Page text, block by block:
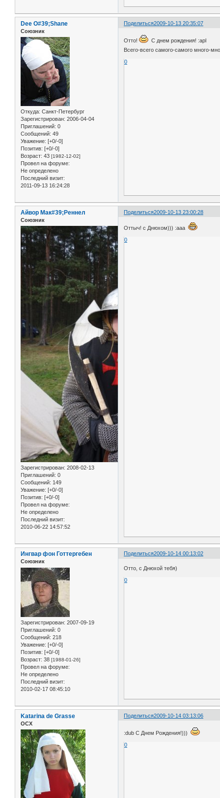
Поделиться2009-10-13 20:35:07
Dee O#39;Shane
Союзник
Откуда: Санкт-Петербург
Зарегистрирован: 2006-04-04
Приглашений: 0
Сообщений: 49
Уважение: [+0/-0]
Позитив: [+0/-0]
Возраст: 43 [1982-12-02]
Провел на форуме:
Не определено
Последний визит:
2011-09-13 16:24:28
Отто!
С днем рождения! :apl
Всего-всего самого-самого много-
0
Поделиться2009-10-13 23:00:28
Айвор Мак#39;Реннел
Союзник
Зарегистрирован: 2008-02-13
Приглашений: 0
Сообщений: 149
Уважение: [+0/-0]
Позитив: [+0/-0]
Провел на форуме:
Не определено
Последний визит:
2010-06-22 14:57:52
Оттыч! с Днюхом))) :aaa
0
Поделиться2009-10-14 00:13:02
Ингвар фон Готтергебен
Союзник
Зарегистрирован: 2007-09-19
Приглашений: 0
Сообщений: 218
Уважение: [+0/-0]
Позитив: [+0/-0]
Возраст: 38 [1988-01-26]
Провел на форуме:
Не определено
Последний визит:
2010-02-17 08:45:10
Отто, с Днюхой тебя)
0
Поделиться2009-10-14 03:13:06
Katarina de Grasse
ОСХ
:dub С Днем Рождения!)))
0